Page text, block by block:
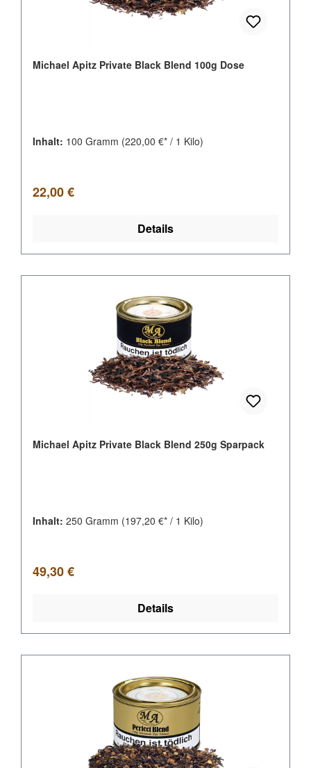
Michael Apitz Private Black Blend 100g Dose
Inhalt: 100 Gramm (220,00 €* / 1 Kilo)
Regulärer Preis:
22,00 €
Details
Michael Apitz Private Black Blend 250g Sparpack
Inhalt: 250 Gramm (197,20 €* / 1 Kilo)
Regulärer Preis:
49,30 €
Details